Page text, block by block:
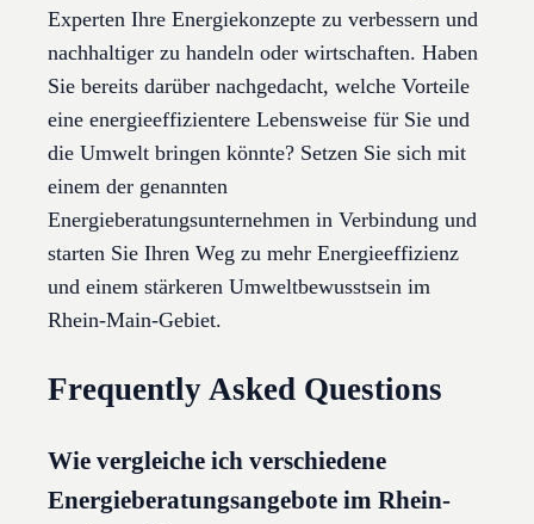
Experten Ihre Energiekonzepte zu verbessern und
nachhaltiger zu handeln oder wirtschaften. Haben
Sie bereits darüber nachgedacht, welche Vorteile
eine energieeffizientere Lebensweise für Sie und
die Umwelt bringen könnte? Setzen Sie sich mit
einem der genannten
Energieberatungsunternehmen in Verbindung und
starten Sie Ihren Weg zu mehr Energieeffizienz
und einem stärkeren Umweltbewusstsein im
Rhein-Main-Gebiet.
Frequently Asked Questions
Wie vergleiche ich verschiedene
Energieberatungsangebote im Rhein-